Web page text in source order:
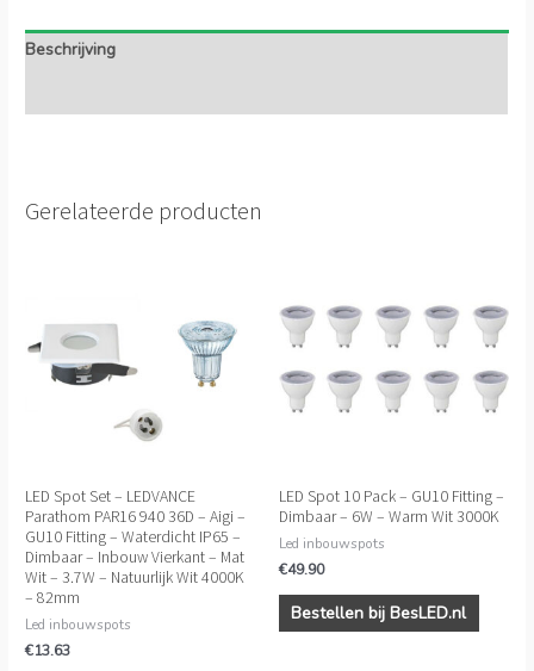
Beschrijving
Gerelateerde producten
LED Spot Set – LEDVANCE
Parathom PAR16 940 36D – Aigi –
GU10 Fitting – Waterdicht IP65 –
Dimbaar – Inbouw Vierkant – Mat
Wit – 3.7W – Natuurlijk Wit 4000K
– 82mm
Led inbouwspots
€13.63
LED Spot 10 Pack – GU10 Fitting –
Dimbaar – 6W – Warm Wit 3000K
Led inbouwspots
€49.90
Bestellen bij BesLED.nl